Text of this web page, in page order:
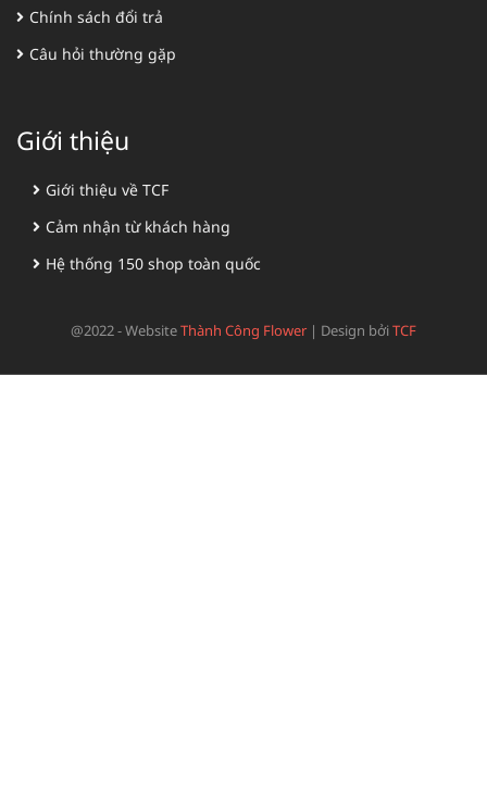
Chính sách đổi trả
Câu hỏi thường gặp
Giới thiệu
Giới thiệu về TCF
Cảm nhận từ khách hàng
Hệ thống 150 shop toàn quốc
@2022 - WebsiteThành Công Flower | Design bởiTCF